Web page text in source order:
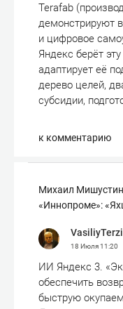
Terafab
демонстрируют
и цифровое
Яндекс берёт
адаптирует её
дерево целей,
субсидии,
к комментарию
Михаил
«Иннопроме»:
VasiliyTerzi
18 Июля11:20
ИИ Яндекс 3.
обеспечить
быструю